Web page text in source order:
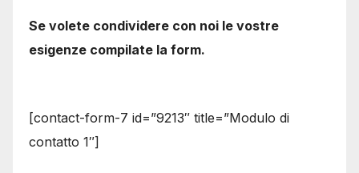
Se volete condividere con noi le vostre
esigenze compilate la form.
[contact-form-7 id=”9213″ title=”Modulo di
contatto 1″]